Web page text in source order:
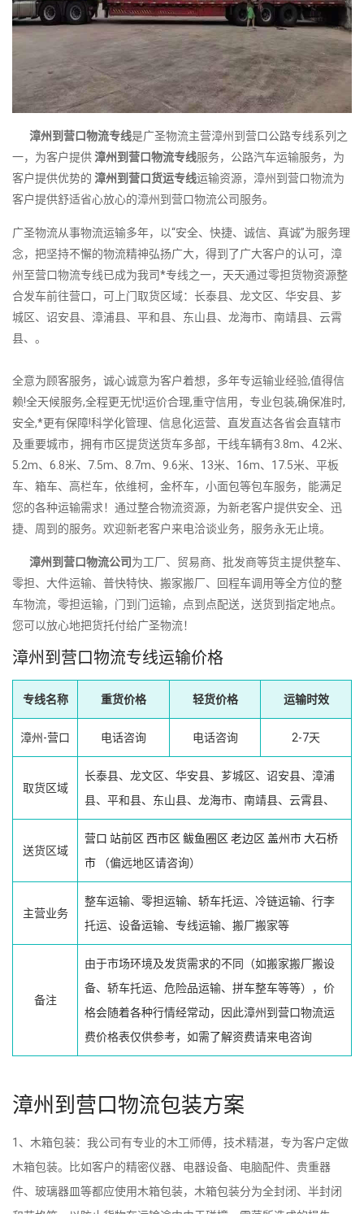
漳州到营口物流专线是广圣物流主营漳州到营口公路专线系列之
一，为客户提供漳州到营口物流专线服务，公路汽车运输服务，为
客户提供优势的 漳州到营口货运专线运输资源，漳州到营口物流为
客户提供舒适省心放心的漳州到营口物流公司服务。
广圣物流从事物流运输多年，以“安全、快捷、诚信、真诚”为服务理
念，把坚持不懈的物流精神弘扬广大，得到了广大客户的认可，漳
州至营口物流专线已成为我司*专线之一，天天通过零担货物资源整
合发车前往营口，可上门取货区域：长泰县、龙文区、华安县、芗
城区、诏安县、漳浦县、平和县、东山县、龙海市、南靖县、云霄
县、。
全意为顾客服务，诚心诚意为客户着想，多年专运输业经验,值得信
赖!全天候服务,全程更无忧!运价合理,重守信用，专业包装,确保准时,
安全,*更有保障!科学化管理、信息化运营、直发直达各省会直辖市
及重要城市，拥有市区提货送货车多部，干线车辆有3.8m、4.2米、
5.2m、6.8米、7.5m、8.7m、9.6米、13米、16m、17.5米、平板
车、箱车、高栏车，依维柯，金杯车，小面包等包车服务，能满足
您的各种运输需求！通过整合物流资源，为新老客户提供安全、迅
捷、周到的服务。欢迎新老客户来电洽谈业务，服务永无止境。
漳州到营口物流公司为工厂、贸易商、批发商等货主提供整车、
零担、大件运输、普快特快、搬家搬厂、回程车调用等全方位的整
车物流，零担运输，门到门运输，点到点配送，送货到指定地点。
您可以放心地把货托付给广圣物流！
漳州到营口物流专线运输价格
专线名称 重货价格 轻货价格 运输时效
漳州-营口 电话咨询 电话咨询 2-7天
取货区域
长泰县、龙文区、华安县、芗城区、诏安县、漳浦
县、平和县、东山县、龙海市、南靖县、云霄县、
送货区域
营口 站前区 西市区 鲅鱼圈区 老边区 盖州市大石桥
市 （偏远地区请咨询）
主营业务
整车运输、零担运输、轿车托运、冷链运输、行李
托运、设备运输、专线运输、搬厂搬家等
备注
由于市场环境及发货需求的不同（如搬家搬厂搬设
备、轿车托运、危险品运输、拼车整车等等），价
格会随着各种行情经常动，因此漳州到营口物流运
费价格表仅供参考，如需了解资费请来电咨询
漳州到营口物流包装方案
1、木箱包装：我公司有专业的木工师傅，技术精湛，专为客户定做
木箱包装。比如客户的精密仪器、电器设备、电脑配件、贵重器
件、玻璃器皿等都应使用木箱包装，木箱包装分为全封闭、半封闭